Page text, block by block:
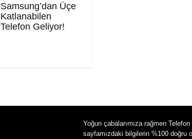
Samsung’dan Üçe
Katlanabilen
Telefon Geliyor!
Yoğun çabalarımıza rağmen
sayfamızdaki bilgilerin %100 doğru